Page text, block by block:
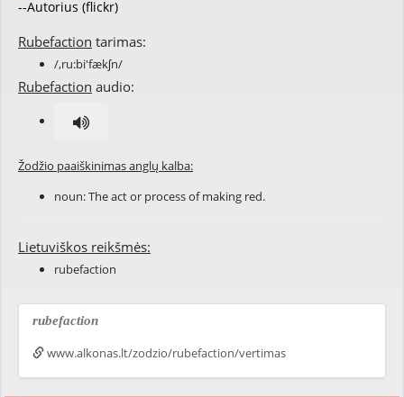
--Autorius (flickr)
Rubefaction tarimas:
/,ru:bi'fækʃn/
Rubefaction audio:
Žodžio paaiškinimas anglų kalba:
noun: The act or process of making red.
Lietuviškos reikšmės:
rubefaction
rubefaction
www.alkonas.lt/zodzio/rubefaction/vertimas